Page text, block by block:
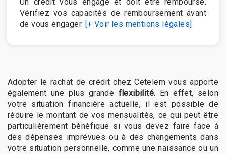
Vérifiez vos capacités de remboursement avant
de vous engager. [+ Voir les mentions légales]
Adopter le rachat de crédit chez Cetelem vous apporte
également une plus grande flexibilité. En effet, selon
votre situation financière actuelle, il est possible de
réduire le montant de vos mensualités, ce qui peut être
particulièrement bénéfique si vous devez faire face à
des dépenses imprévues ou à des changements dans
votre situation personnelle, comme une naissance ou un